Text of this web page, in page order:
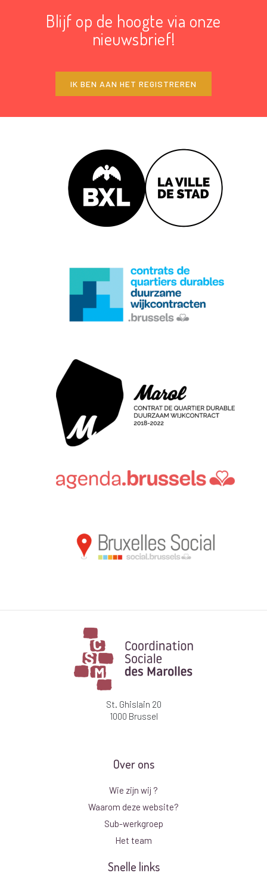
Blijf op de hoogte via onze
nieuwsbrief!
IK BEN AAN HET REGISTREREN
St. Ghislain 20
1000 Brussel
Over ons
Wie zijn wij ?
Waarom deze website?
Sub-werkgroep
Het team
Snelle links